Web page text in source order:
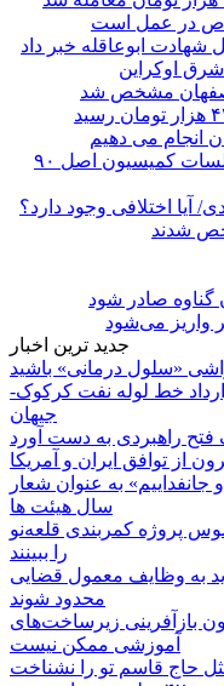
در عمل است
شهادت ابوعاقله خبر داد
اوکراین
انجام می دهیم
وزرای اقتصاد، صمت و دادگستری در جلسات کمیسیون اصل ۹۰
اختلافی وجود دارد؟
گناوه صادر شود
جدید ترین اخبار
خط لوله نفت کرکوک-
جیهان
فتح راهبردی به دست آورد
از توافق ایران و آمریکا
جانفداییم» به عنوان شعار
سال هیئت ها
پروژه کمربندی قلعه‌نو
را ببینند
به وظایف معمول قضایی
محدود شوند
بازآفرینی زیرساخت‌های
آموزشی ممکن نیست
حاج قاسم تو را نشناخت